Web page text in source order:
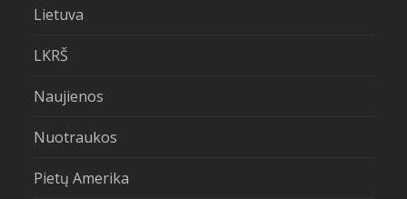
Lietuva
LKRŠ
Naujienos
Nuotraukos
Pietų Amerika